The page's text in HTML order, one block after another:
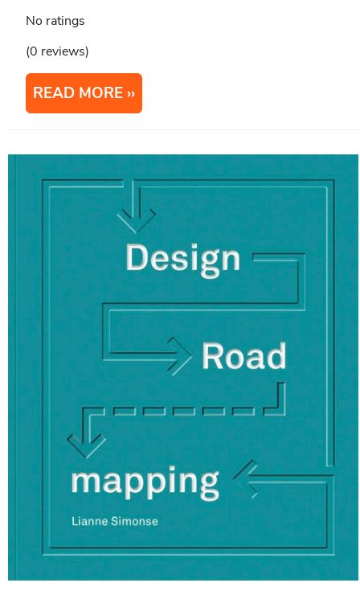
No ratings
(0 reviews)
READ MORE